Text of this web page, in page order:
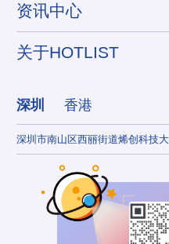
资讯中心
关于HOTLIST
深圳 香港
深圳市南山区西丽街道烯创科技